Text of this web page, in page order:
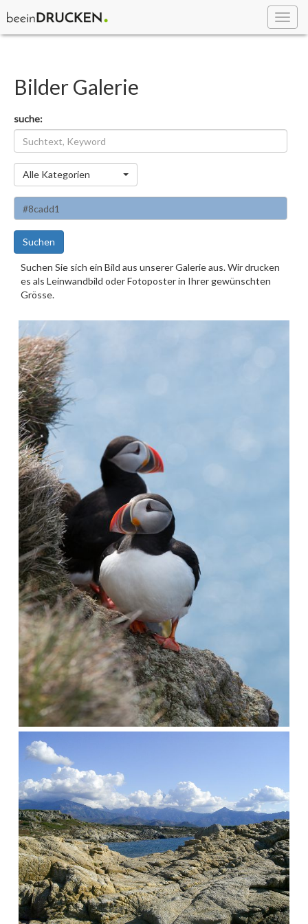
Bilder Galerie
suche:
Kategorie
Alle Kategorien
Suchen
Suchen Sie sich ein Bild aus unserer Galerie aus. Wir drucken
es als Leinwandbild oder Fotoposter in Ihrer gewünschten
Grösse.